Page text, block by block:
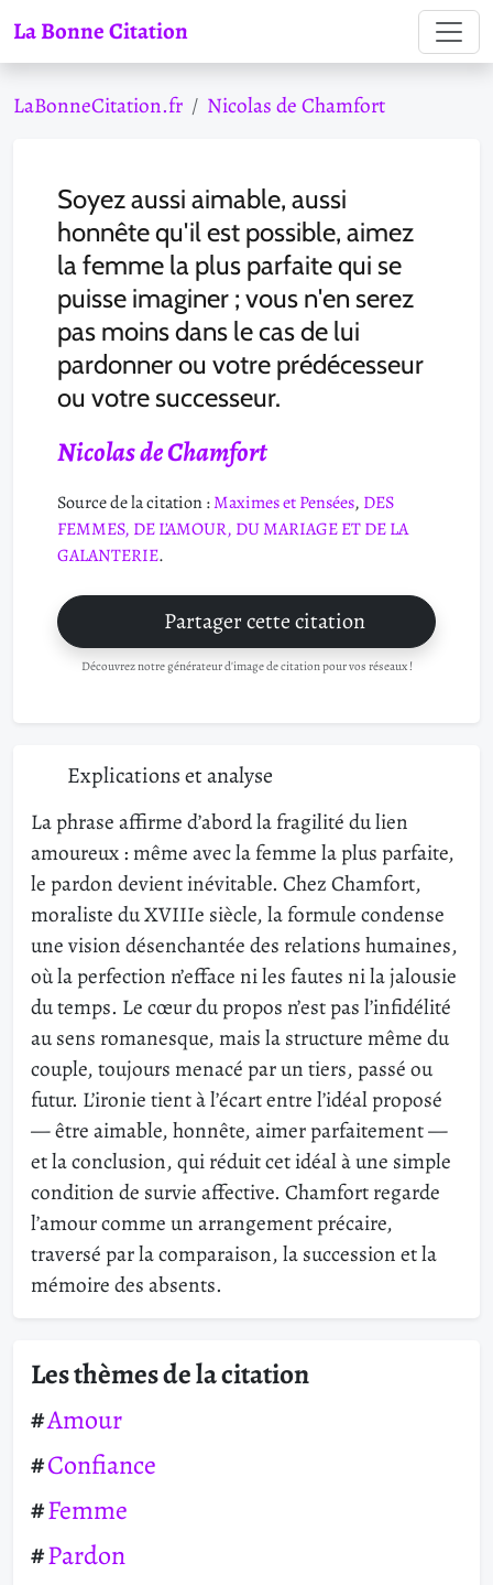
La Bonne Citation
LaBonneCitation.fr Nicolas de Chamfort
Soyez aussi aimable, aussi
honnête qu'il est possible, aimez
la femme la plus parfaite qui se
puisse imaginer ; vous n'en serez
pas moins dans le cas de lui
pardonner ou votre prédécesseur
ou votre successeur.
Nicolas de Chamfort
Source de la citation :Maximes et Pensées, DES
FEMMES, DE L’AMOUR, DU MARIAGE ET DE LA
GALANTERIE.
Partager cette citation
Découvrez notre générateur d'image de citation pour vos réseaux !
Explications et analyse
La phrase affirme d’abord la fragilité du lien
amoureux : même avec la femme la plus parfaite,
le pardon devient inévitable. Chez Chamfort,
moraliste du XVIIIe siècle, la formule condense
une vision désenchantée des relations humaines,
où la perfection n’efface ni les fautes ni la jalousie
du temps. Le cœur du propos n’est pas l’infidélité
au sens romanesque, mais la structure même du
couple, toujours menacé par un tiers, passé ou
futur. L’ironie tient à l’écart entre l’idéal proposé
— être aimable, honnête, aimer parfaitement —
et la conclusion, qui réduit cet idéal à une simple
condition de survie affective. Chamfort regarde
l’amour comme un arrangement précaire,
traversé par la comparaison, la succession et la
mémoire des absents.
Les thèmes de la citation
Amour
Confiance
Femme
Pardon